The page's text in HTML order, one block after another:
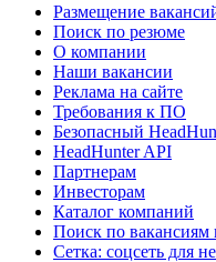
Размещение
Поиск по резюме
О компании
Наши вакансии
Реклама на сайте
Требования к ПО
Безопасный
HeadHunter API
Партнерам
Инвесторам
Каталог компаний
Поиск по вакансиям
Сетка: соцсеть для